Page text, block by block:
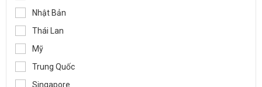
DIDTEK
RITAG
GASSO
SAMYANG
TOZEN
Nhật Bản
Thái Lan
Mỹ
Trung Quốc
Singapore